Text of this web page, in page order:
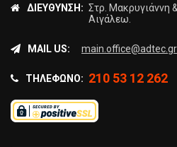
ΔΙΕΎΘΥΝΣΗ: Στρ. Μακρυγιάννη
Αιγάλεω.
MAIL US: main.office@adtec.gr
ΤΗΛΈΦΩΝΟ: 210 53 12 262